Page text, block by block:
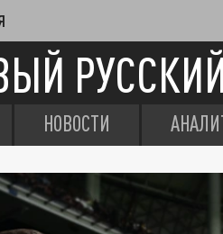
НОВОСТИ